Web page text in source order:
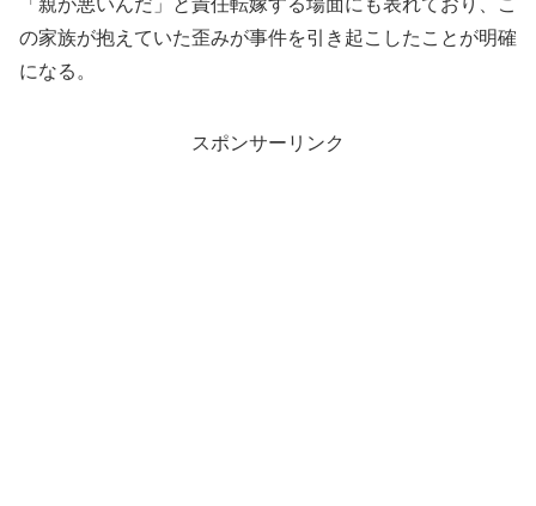
「親が悪いんだ」と責任転嫁する場面にも表れており、こ
の家族が抱えていた歪みが事件を引き起こしたことが明確
になる。
スポンサーリンク